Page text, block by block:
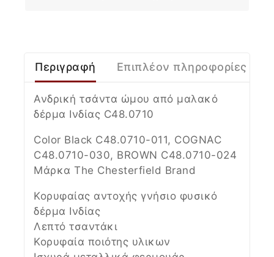
Περιγραφή Επιπλέον πληροφορίες
Ανδρική τσάντα ώμου από μαλακό
δέρμα Ινδίας C48.0710
Color Black C48.0710-011, COGNAC
C48.0710-030, BROWN C48.0710-024
Μάρκα The Chesterfield Brand
Κορυφαίας αντοχής γνήσιο φυσικό
δέρμα Ινδίας
Λεπτό τσαντάκι
Κορυφαία ποιότης υλικων